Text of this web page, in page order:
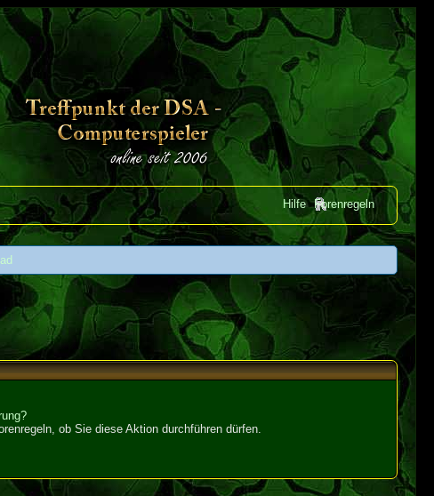
Hilfe Forenregeln
ob Sie diese Aktion durchführen dürfen.